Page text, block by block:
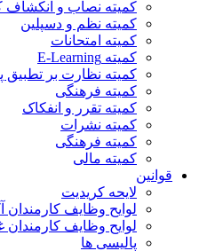
کمیته نصاب و انکشاف
کمیته نظم و دسپلین
کمیته امتحانات
کمیته E-Learning
کمیته نظارت بر تطبیق
کمیته فرهنگی
کمیته تقرر و انفکاک
کمیته نشرات
کمیته فرهنگی
کمیته مالی
قوانین
لایحه کریدیت
لوایح وظایف کارمندان
لوایح وظایف کارمندان
پالیسی ها